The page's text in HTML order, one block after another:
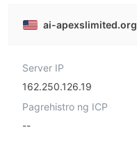
ai-apexslimited.org
Server IP
162.250.126.19
Pagrehistro ng ICP
--